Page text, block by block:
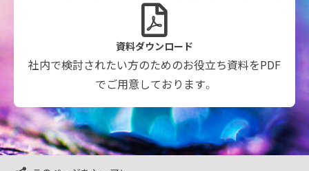
資料ダウンロード
社内で検討されたい方のためのお役立ち資料をPDF
でご用意しております。